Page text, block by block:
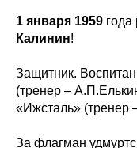
1 января 1959 года
Калинин!
Защитник.
(тренер –
«Ижсталь» (тренер
За флагман